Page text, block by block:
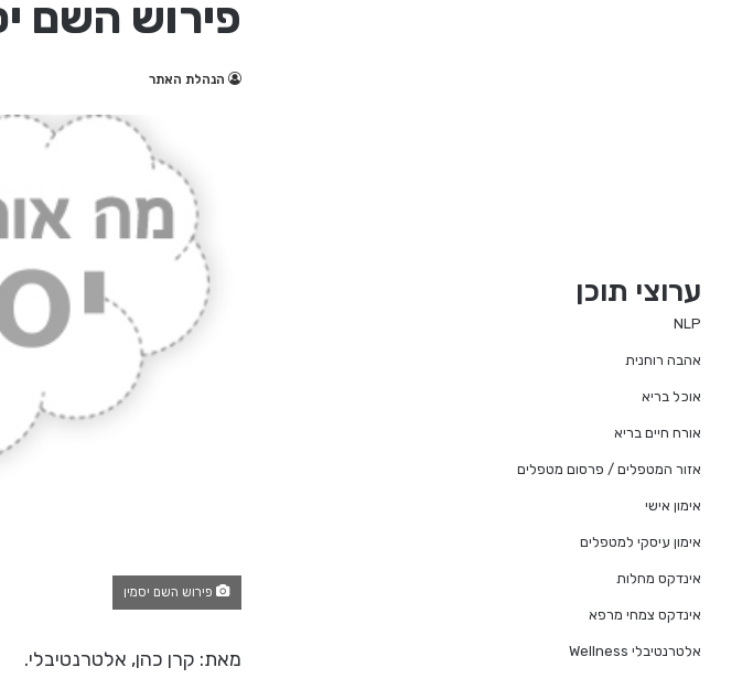
פירוש השם
הנהלת האתר
פירוש השם יסמין
מאת: קרן כהן, אלטרנטיבלי.
ערוצי תוכן
NLP
אהבה רוחנית
אוכל בריא
אורח חיים בריא
אזור המטפלים / פרסום מטפלים
אימון אישי
אימון עיסקי למטפלים
אינדקס מחלות
אינדקס צמחי מרפא
אלטרנטיבלי Wellness